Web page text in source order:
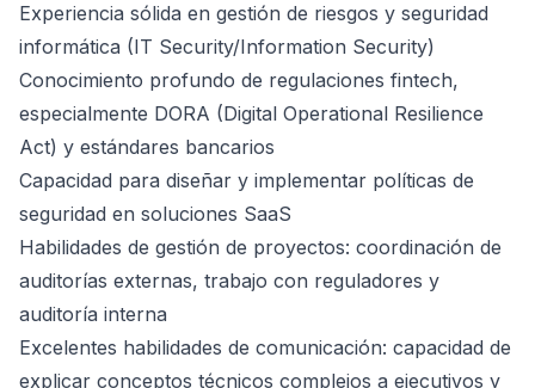
Experiencia sólida en gestión de riesgos y seguridad
informática (IT Security/Information Security)
Conocimiento profundo de regulaciones fintech,
especialmente DORA (Digital Operational Resilience
Act) y estándares bancarios
Capacidad para diseñar y implementar políticas de
seguridad en soluciones SaaS
Habilidades de gestión de proyectos: coordinación de
auditorías externas, trabajo con reguladores y
auditoría interna
Excelentes habilidades de comunicación: capacidad de
explicar conceptos técnicos complejos a ejecutivos y